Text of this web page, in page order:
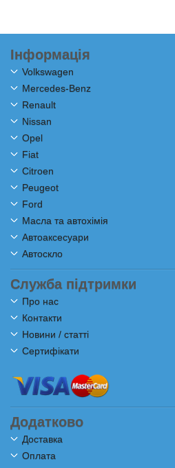
Інформація
Volkswagen
Mercedes-Benz
Renault
Nissan
Opel
Fiat
Citroen
Peugeot
Ford
Масла та автохімія
Автоаксесуари
Автоскло
Служба підтримки
Про нас
Контакти
Новини / статті
Сертифікати
Додатково
Доставка
Оплата